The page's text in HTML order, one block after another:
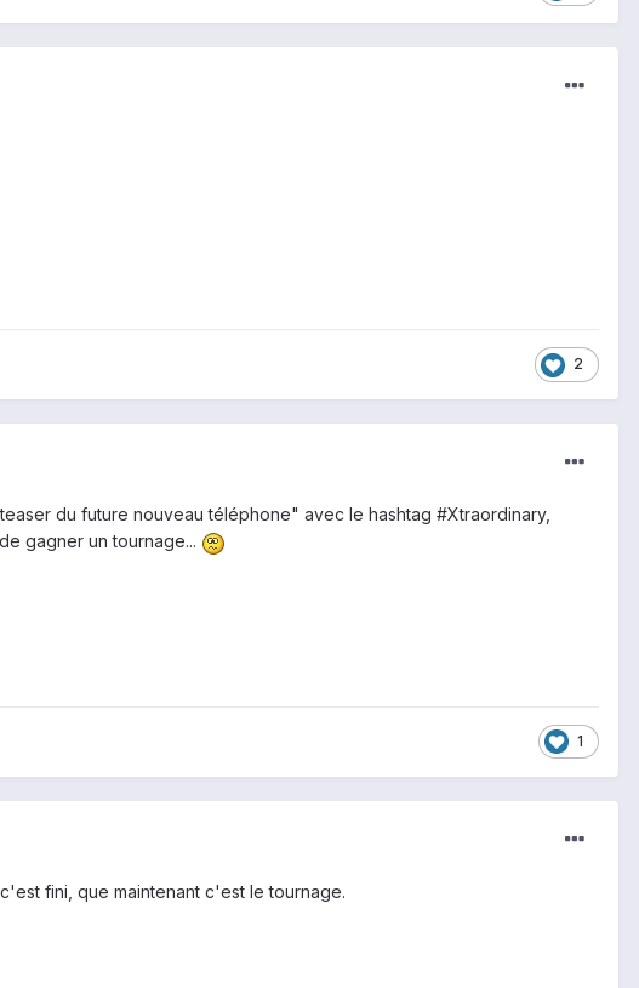
2
du future nouveau téléphone" avec le hashtag #Xtraordinary,
gagner un tournage...
1
fini, que maintenant c'est le tournage.